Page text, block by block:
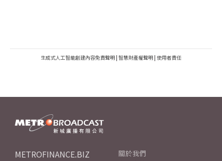
生成式人工智能創建內容免責聲明 | 智慧財產權聲明 | 使用者責任
METROFINANCE.BIZ
關於我們